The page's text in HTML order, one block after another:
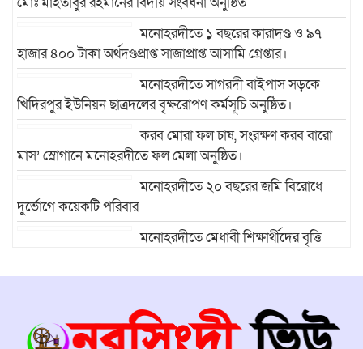
মনোহরদীতে ১ বছরের কারাদণ্ড ও ৯৭
হাজার ৪০০ টাকা অর্থদণ্ডপ্রাপ্ত সাজাপ্রাপ্ত আসামি গ্রেপ্তার।
মনোহরদীতে সাগরদী বাইপাস সড়কে
খিদিরপুর ইউনিয়ন ছাত্রদলের বৃক্ষরোপণ কর্মসূচি অনুষ্ঠিত।
করব মোরা ফল চাষ, সংরক্ষণ করব বারো
মাস’ স্লোগানে মনোহরদীতে ফল মেলা অনুষ্ঠিত।
মনোহরদীতে ২০ বছরের জমি বিরোধে
দুর্ভোগে কয়েকটি পরিবার
মনোহরদীতে মেধাবী শিক্ষার্থীদের বৃত্তি
মানুষের সংবাদ প্রকাশের জেরে সাংবাদিক
লাঞ্ছিতের অভিযোগ।